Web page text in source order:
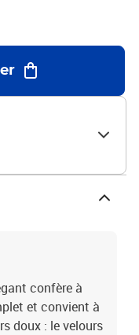
en tissu d'origine de la
: les blocs en
classique de la tête
ne sont pas inclus.
les cadres et matelas
%
: 185 x 6 x
: 180 cmNom de la
confère à
et convient à
doux : le velours